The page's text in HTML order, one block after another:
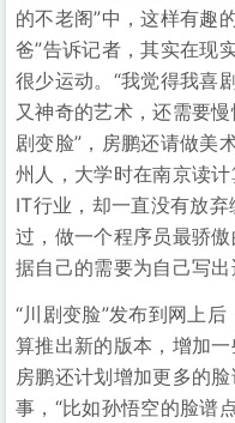
的不老阁”中，这样有趣
爸”告诉记者，其实在现
很少运动。“我觉得我喜
又神奇的艺术，还需要
剧变脸”，房鹏还请做美
州人，大学时在南京读
IT行业，却一直没有放
过，做一个程序员最骄
据自己的需要为自己写出
“川剧变脸”发布到网上
算推出新的版本，增加
房鹏还计划增加更多的
事，“比如孙悟空的脸谱